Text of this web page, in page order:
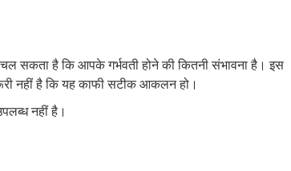
सकता है कि आपके गर्भवती होने की कितनी संभावना है। इस
नहीं है कि यह काफी सटीक आकलन हो।
नहीं है।